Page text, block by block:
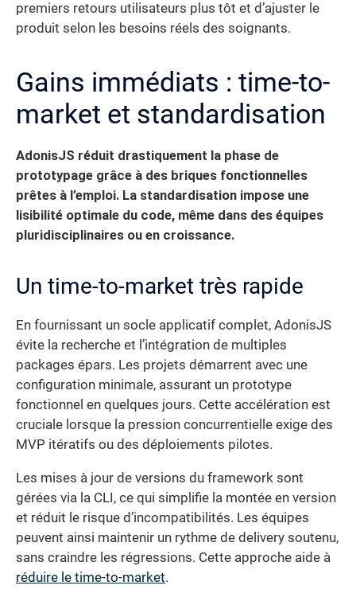
premiers retours utilisateurs plus tôt et d’ajuster le
produit selon les besoins réels des soignants.
Gains immédiats : time-to-
market et standardisation
AdonisJS réduit drastiquement la phase de
prototypage grâce à des briques fonctionnelles
prêtes à l’emploi. La standardisation impose une
lisibilité optimale du code, même dans des équipes
pluridisciplinaires ou en croissance.
Un time-to-market très rapide
En fournissant un socle applicatif complet, AdonisJS
évite la recherche et l’intégration de multiples
packages épars. Les projets démarrent avec une
configuration minimale, assurant un prototype
fonctionnel en quelques jours. Cette accélération est
cruciale lorsque la pression concurrentielle exige des
MVP itératifs ou des déploiements pilotes.
Les mises à jour de versions du framework sont
gérées via la CLI, ce qui simplifie la montée en version
et réduit le risque d’incompatibilités. Les équipes
peuvent ainsi maintenir un rythme de delivery soutenu,
sans craindre les régressions. Cette approche aide à
réduire le time-to-market.